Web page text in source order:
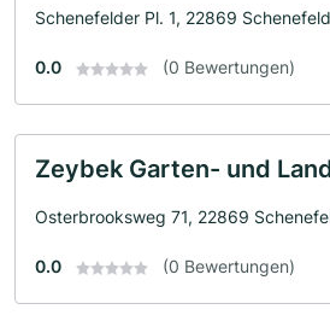
Schenefelder Pl. 1, 22869 Schenefeld
0.0 (0 Bewertungen)
Zeybek Garten- und
Osterbrooksweg 71, 22869
0.0 (0 Bewertungen)